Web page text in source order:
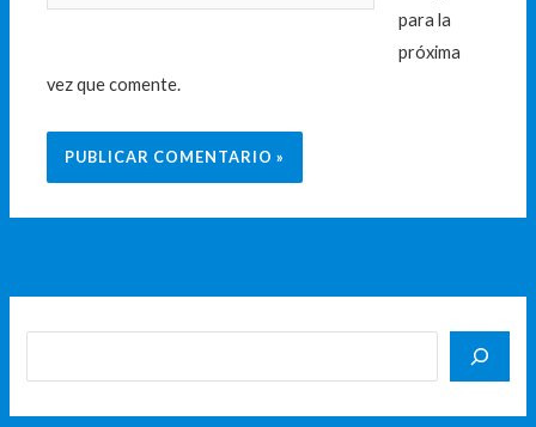
para la
próxima
vez que comente.